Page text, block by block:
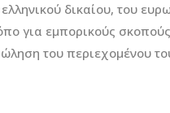
δικαίου, του
για εμπορικούς
του περιεχομένου